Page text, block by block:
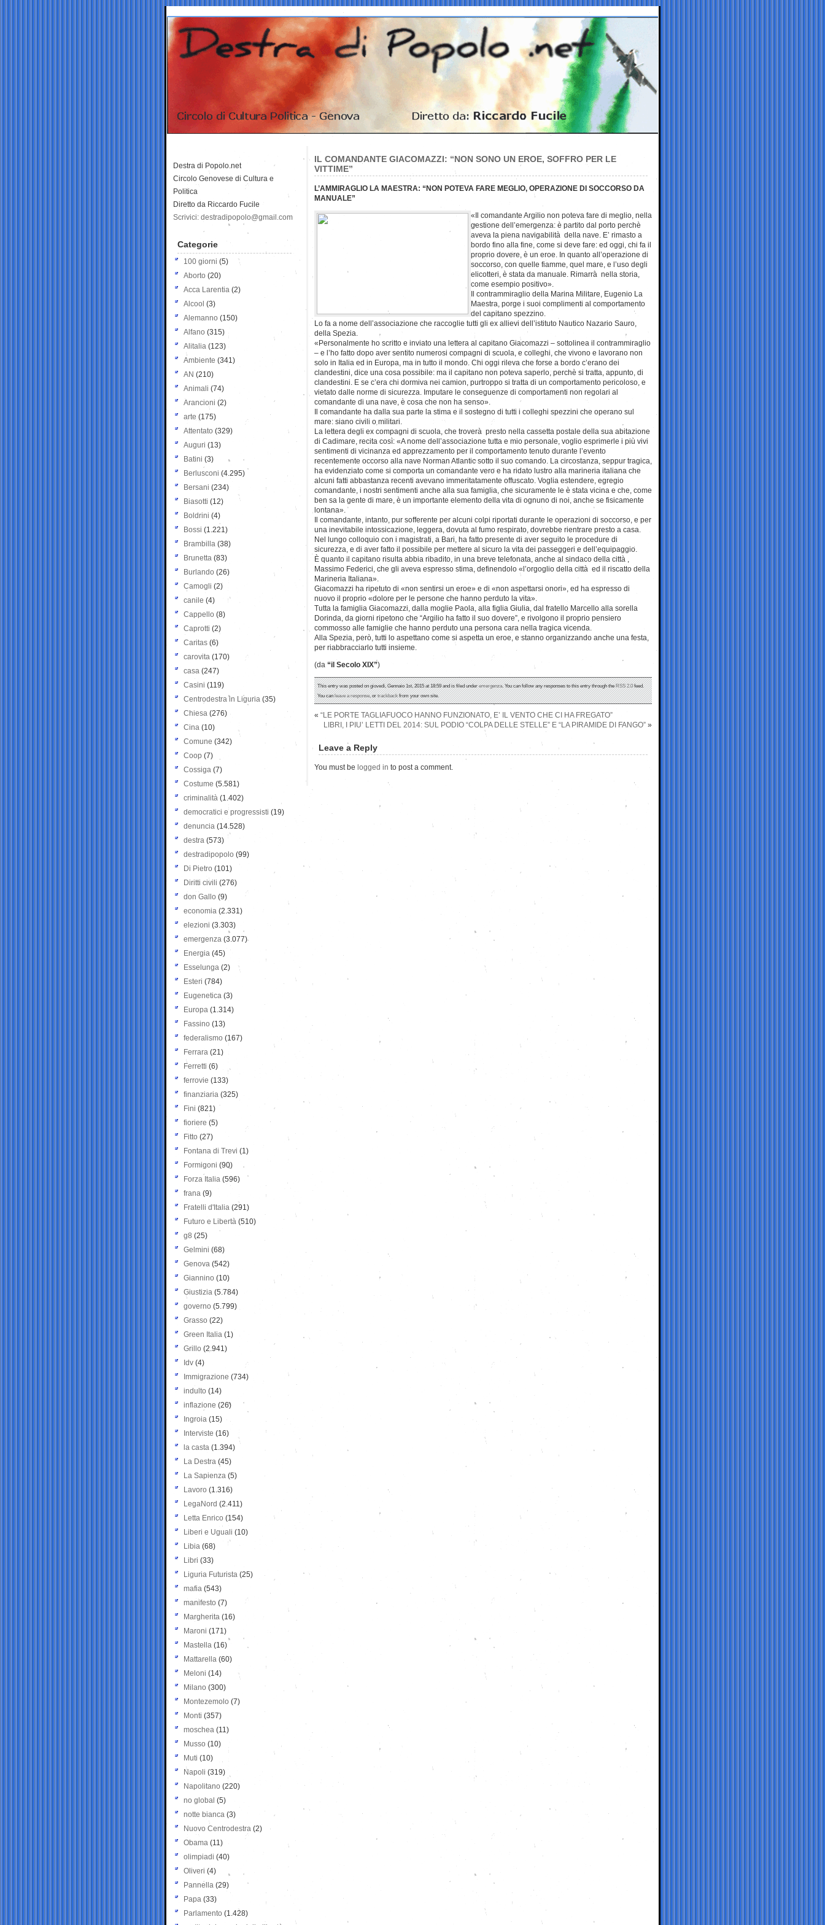
IL COMANDANTE GIACOMAZZI: “NON SONO UN EROE, SOFFRO PER LE
VITTIME”
L’AMMIRAGLIO LA MAESTRA: “NON POTEVA FARE MEGLIO, OPERAZIONE DI SOCCORSO DA
MANUALE”
«Il comandante Argilio non poteva fare di meglio, nella
gestione dell’emergenza: è partito dal porto perchè
aveva la piena navigabilità della nave. E’ rimasto a
bordo fino alla fine, come si deve fare: ed oggi, chi fa il
proprio dovere, è un eroe. In quanto all’operazione di
soccorso, con quelle fiamme, quel mare, e l’uso degli
elicotteri, è stata da manuale. Rimarrà nella storia,
come esempio positivo».
Il contrammiraglio della Marina Militare, Eugenio La
Maestra, porge i suoi complimenti al comportamento
del capitano spezzino.
Lo fa a nome dell’associazione che raccoglie tutti gli ex allievi dell’istituto Nautico Nazario Sauro,
della Spezia.
«Personalmente ho scritto e inviato una lettera al capitano Giacomazzi – sottolinea il contrammiraglio
– e l’ho fatto dopo aver sentito numerosi compagni di scuola, e colleghi, che vivono e lavorano non
solo in Italia ed in Europa, ma in tutto il mondo. Chi oggi rileva che forse a bordo c’erano dei
clandestini, dice una cosa possibile: ma il capitano non poteva saperlo, perchè si tratta, appunto, di
clandestini. E se c’era chi dormiva nei camion, purtroppo si tratta di un comportamento pericoloso, e
vietato dalle norme di sicurezza. Imputare le conseguenze di comportamenti non regolari al
comandante di una nave, è cosa che non ha senso».
Il comandante ha dalla sua parte la stima e il sostegno di tutti i colleghi spezzini che operano sul
mare: siano civili o militari.
La lettera degli ex compagni di scuola, che troverà presto nella cassetta postale della sua abitazione
di Cadimare, recita così: «A nome dell’associazione tutta e mio personale, voglio esprimerle i più vivi
sentimenti di vicinanza ed apprezzamento per il comportamento tenuto durante l’evento
recentemente occorso alla nave Norman Atlantic sotto il suo comando. La circostanza, seppur tragica,
ha evidenziato come si comporta un comandante vero e ha ridato lustro alla marineria italiana che
alcuni fatti abbastanza recenti avevano immeritatamente offuscato. Voglia estendere, egregio
comandante, i nostri sentimenti anche alla sua famiglia, che sicuramente le è stata vicina e che, come
ben sa la gente di mare, è un importante elemento della vita di ognuno di noi, anche se fisicamente
lontana».
Il comandante, intanto, pur sofferente per alcuni colpi riportati durante le operazioni di soccorso, e per
una inevitabile intossicazione, leggera, dovuta al fumo respirato, dovrebbe rientrare presto a casa.
Nel lungo colloquio con i magistrati, a Bari, ha fatto presente di aver seguito le procedure di
sicurezza, e di aver fatto il possibile per mettere al sicuro la vita dei passeggeri e dell’equipaggio.
È quanto il capitano risulta abbia ribadito, in una breve telefonata, anche al sindaco della città ,
Massimo Federici, che gli aveva espresso stima, definendolo «l’orgoglio della città ed il riscatto della
Marineria Italiana».
Giacomazzi ha ripetuto di «non sentirsi un eroe» e di «non aspettarsi onori», ed ha espresso di
nuovo il proprio «dolore per le persone che hanno perduto la vita».
Tutta la famiglia Giacomazzi, dalla moglie Paola, alla figlia Giulia, dal fratello Marcello alla sorella
Dorinda, da giorni ripetono che “Argilio ha fatto il suo dovere”, e rivolgono il proprio pensiero
commosso alle famiglie che hanno perduto una persona cara nella tragica vicenda.
Alla Spezia, però, tutti lo aspettano come si aspetta un eroe, e stanno organizzando anche una festa,
per riabbracciarlo tutti insieme.
(da “il Secolo XIX”)
This entry was posted on giovedì, Gennaio 1st, 2015 at 18:59 and is filed underemergenza. You can follow any responses to this entry through theRSS 2.0feed.
You canleave a response, ortrackbackfrom your own site.
« “LE PORTE TAGLIAFUOCO HANNO FUNZIONATO, E’ IL VENTO CHE CI HA FREGATO”
LIBRI, I PIU’ LETTI DEL 2014: SUL PODIO “COLPA DELLE STELLE” E “LA PIRAMIDE DI FANGO” »
Leave a Reply
You must be logged in to post a comment.
Destra di Popolo.net
Circolo Genovese di Cultura e
Politica
Diretto da Riccardo Fucile
Scrivici: destradipopolo@gmail.com
Categorie
100 giorni (5)
Aborto (20)
Acca Larentia (2)
Alcool (3)
Alemanno (150)
Alfano (315)
Alitalia (123)
Ambiente (341)
AN (210)
Animali (74)
Arancioni (2)
arte (175)
Attentato (329)
Auguri (13)
Batini (3)
Berlusconi (4.295)
Bersani (234)
Biasotti (12)
Boldrini (4)
Bossi (1.221)
Brambilla (38)
Brunetta (83)
Burlando (26)
Camogli (2)
canile (4)
Cappello (8)
Caprotti (2)
Caritas (6)
carovita (170)
casa (247)
Casini (119)
Centrodestra in Liguria (35)
Chiesa (276)
Cina (10)
Comune (342)
Coop (7)
Cossiga (7)
Costume (5.581)
criminalità (1.402)
democratici e progressisti (19)
denuncia (14.528)
destra (573)
destradipopolo (99)
Di Pietro (101)
Diritti civili (276)
don Gallo (9)
economia (2.331)
elezioni (3.303)
emergenza (3.077)
Energia (45)
Esselunga (2)
Esteri (784)
Eugenetica (3)
Europa (1.314)
Fassino (13)
federalismo (167)
Ferrara (21)
Ferretti (6)
ferrovie (133)
finanziaria (325)
Fini (821)
fioriere (5)
Fitto (27)
Fontana di Trevi (1)
Formigoni (90)
Forza Italia (596)
frana (9)
Fratelli d'Italia (291)
Futuro e Libertà (510)
g8 (25)
Gelmini (68)
Genova (542)
Giannino (10)
Giustizia (5.784)
governo (5.799)
Grasso (22)
Green Italia (1)
Grillo (2.941)
Idv (4)
Immigrazione (734)
indulto (14)
inflazione (26)
Ingroia (15)
Interviste (16)
la casta (1.394)
La Destra (45)
La Sapienza (5)
Lavoro (1.316)
LegaNord (2.411)
Letta Enrico (154)
Liberi e Uguali (10)
Libia (68)
Libri (33)
Liguria Futurista (25)
mafia (543)
manifesto (7)
Margherita (16)
Maroni (171)
Mastella (16)
Mattarella (60)
Meloni (14)
Milano (300)
Montezemolo (7)
Monti (357)
moschea (11)
Musso (10)
Muti (10)
Napoli (319)
Napolitano (220)
no global (5)
notte bianca (3)
Nuovo Centrodestra (2)
Obama (11)
olimpiadi (40)
Oliveri (4)
Pannella (29)
Papa (33)
Parlamento (1.428)